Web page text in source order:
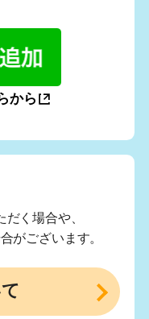
から
く場合や、
がございます。